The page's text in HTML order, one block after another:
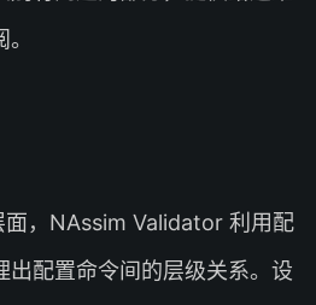
面，NAssim Validator 利用配
出配置命令间的层级关系。设